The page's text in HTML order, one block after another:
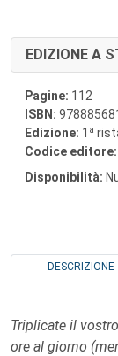
EDIZIONE A
Pagine: 112
ISBN:
Edizione: 1 a
Codice editore:
Disponibilità:
DESCRIZIONE
Triplicate il
ore al giorno